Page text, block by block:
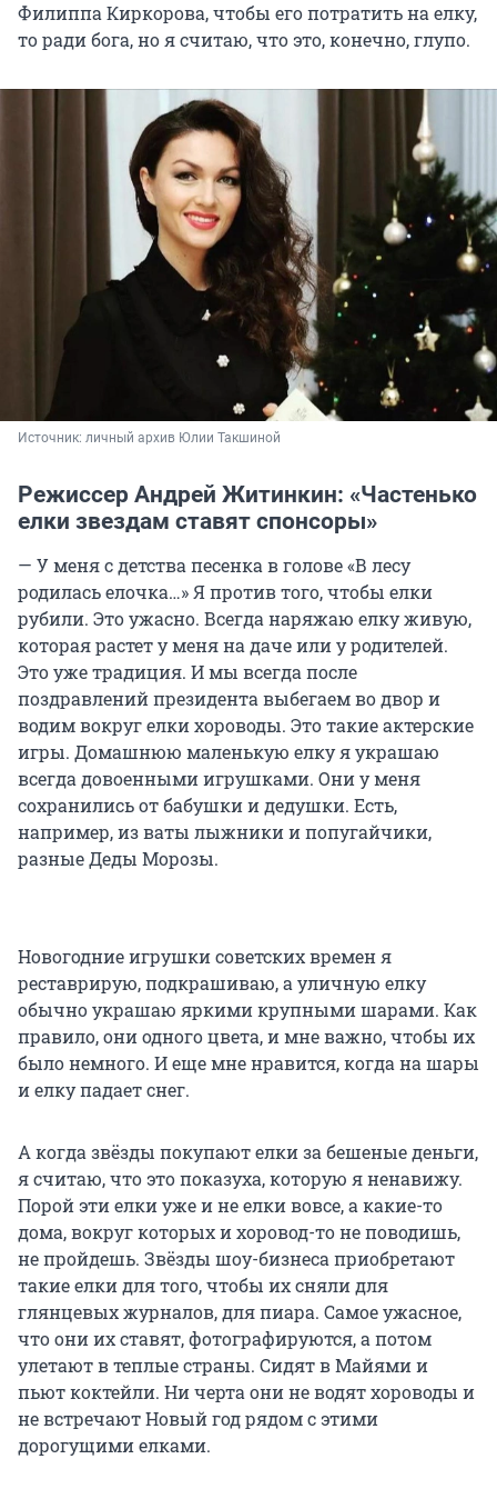
Филиппа Киркорова, чтобы его потратить на елку,
то ради бога, но я считаю, что это, конечно, глупо.
Источник: личный архив Юлии Такшиной
Режиссер Андрей Житинкин: «Частенько
елки звездам ставят спонсоры»
— У меня с детства песенка в голове «В лесу
родилась елочка…» Я против того, чтобы елки
рубили. Это ужасно. Всегда наряжаю елку живую,
которая растет у меня на даче или у родителей.
Это уже традиция. И мы всегда после
поздравлений президента выбегаем во двор и
водим вокруг елки хороводы. Это такие актерские
игры. Домашнюю маленькую елку я украшаю
всегда довоенными игрушками. Они у меня
сохранились от бабушки и дедушки. Есть,
например, из ваты лыжники и попугайчики,
разные Деды Морозы.
Новогодние игрушки советских времен я
реставрирую, подкрашиваю, а уличную елку
обычно украшаю яркими крупными шарами. Как
правило, они одного цвета, и мне важно, чтобы их
было немного. И еще мне нравится, когда на шары
и елку падает снег.
А когда звёзды покупают елки за бешеные деньги,
я считаю, что это показуха, которую я ненавижу.
Порой эти елки уже и не елки вовсе, а какие-то
дома, вокруг которых и хоровод-то не поводишь,
не пройдешь. Звёзды шоу-бизнеса приобретают
такие елки для того, чтобы их сняли для
глянцевых журналов, для пиара. Самое ужасное,
что они их ставят, фотографируются, а потом
улетают в теплые страны. Сидят в Майями и
пьют коктейли. Ни черта они не водят хороводы и
не встречают Новый год рядом с этими
дорогущими елками.